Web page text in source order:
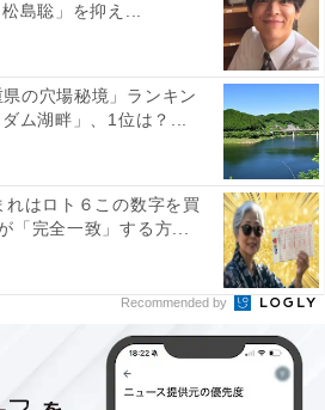
post on Instagram
島聡」を抑え...
の穴場秘境」ランキン
ム湖畔」、1位は？...
れはロト６この数字を買
「完全一致」する方...
Recommended by